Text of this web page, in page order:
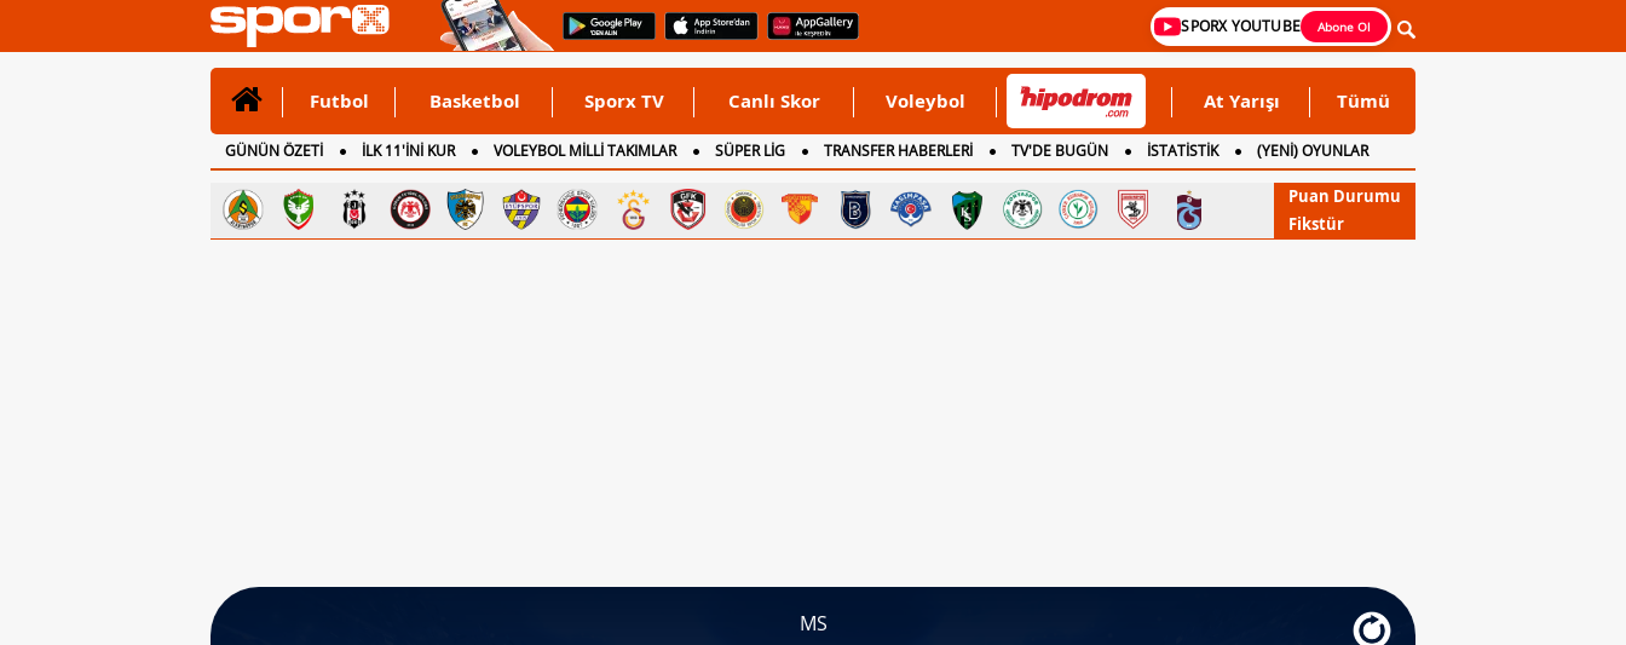
SPORX YOUTUBE Abone Ol
Futbol Basketbol Sporx TV Canlı Skor Voleybol At Yarışı Tümü
GÜNÜN ÖZETİ İLK 11'İNİ KUR VOLEYBOL MİLLİ TAKIMLAR SÜPER LİG TRANSFER HABERLERİ TV'DE BUGÜN İSTATİSTİK
(YENİ) OYUNLAR
CANLI ANLATIM
İNGİLTERE
Puan Durumu
Fikstür
MS